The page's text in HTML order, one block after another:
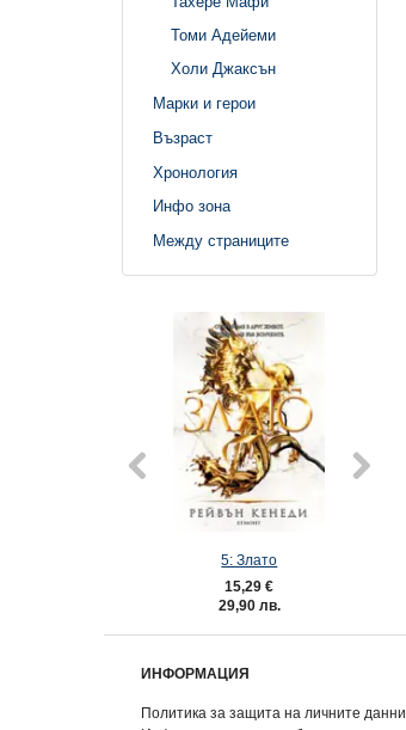
Томи Адейеми
Холи Джаксън
Марки и герои
Възраст
Хронология
Инфо зона
Между страниците
5: Злато
15,29 €
29,90 лв.
ИНФОРМАЦИЯ
Политика за защита на личните данни